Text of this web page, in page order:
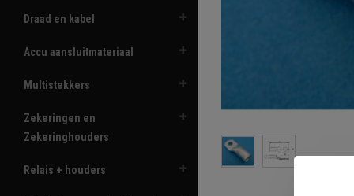
Draad en kabel
Accu aansluitmateriaal
Multistekkers
Zekeringen en
Zekeringhouders
Relais + houders